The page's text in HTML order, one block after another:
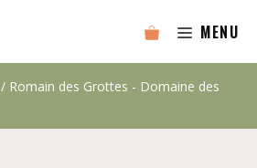
MENU
/ Romain des Grottes - Domaine des